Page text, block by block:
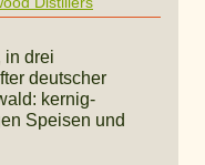
in drei
deutscher
kernig-
Speisen und